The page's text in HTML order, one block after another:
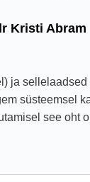
Kristi Abram
ja
süsteemsel
see oht